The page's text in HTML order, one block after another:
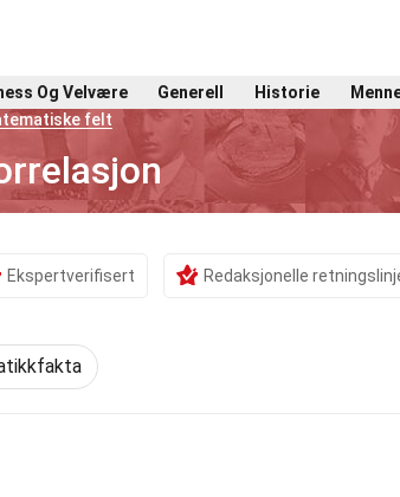
Og Velvære Generell Historie
felt
Ekspertverifisert Redaksjonelle